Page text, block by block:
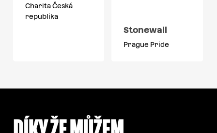
Charita Česká
republika
Stonewall
Prague Pride